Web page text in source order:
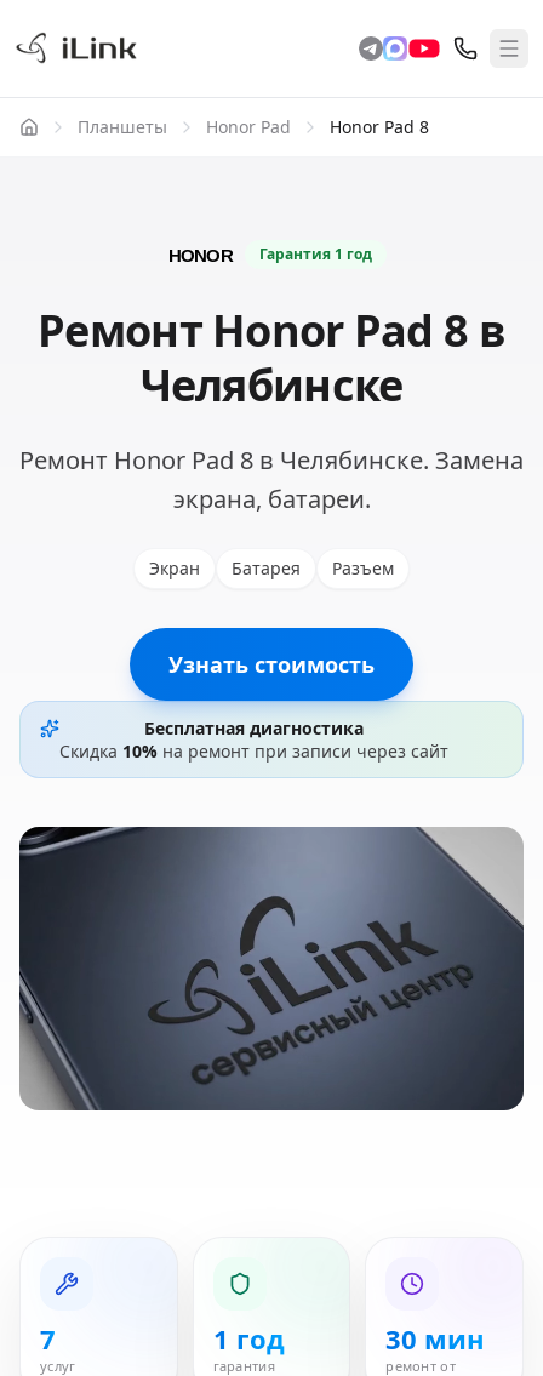
Планшеты Honor Pad Honor Pad 8
Гарантия 1 год
Ремонт Honor Pad 8 в
Челябинске
Ремонт Honor Pad 8 в Челябинске. Замена
экрана, батареи.
Экран Батарея Разъем
Узнать стоимость
Бесплатная диагностика
Скидка 10% на ремонт при записи через сайт
7
услуг
1 год
гарантия
30 мин
ремонт от